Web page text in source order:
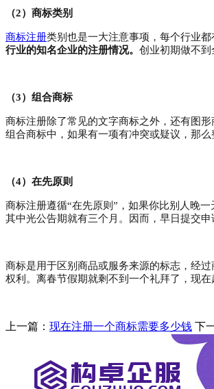
（2）商标类别
商标注册类别也是一大注意事项，每个行业
行业的知名企业的注册情况。 创业初期做不到
（3）组合商标
商标注册除了常见的文字商标之外，还有图
组合商标中，如果有一项有冲突或疑议，那么
（4）在先原则
商标注册遵循“在先原则”，如果你比别人晚
其中光公告期就有三个月。因而，早日提交
商标是用于区别商品或服务来源的标志，经
权利。离春节假期就剩不到一个礼拜了，现在
上一篇： 现在注册一个商标需要多少钱 下